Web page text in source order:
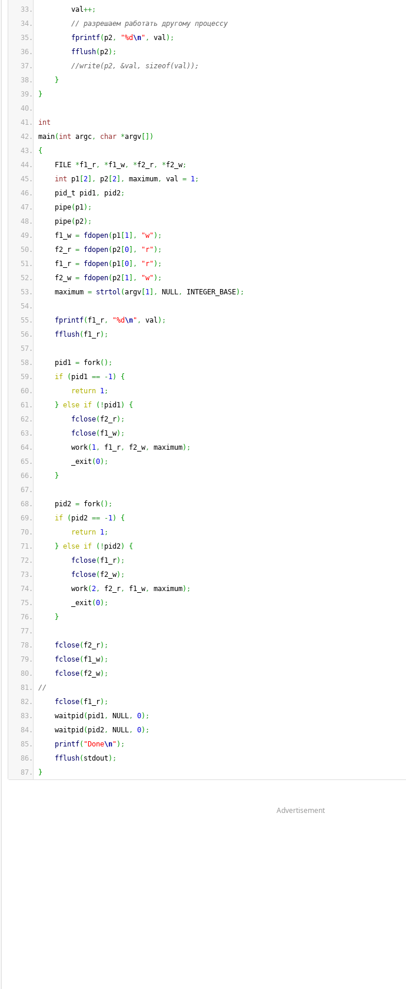
val++;
// разрешаем работать другому процессу
fprintf( p2, "%d\n" , val ) ;
fflush( p2) ;
//write(p2, &val, sizeof(val));
}
}
int
main( int argc, char *argv
)
{
FILE *f1_r, *f1_w, *f2_r, *f2_w;
int p1 2 , p2 2 , maximum, val = 1;
pid_t pid1, pid2;
pipe( p1) ;
pipe( p2) ;
f1_w = fdopen( p1 1 , "w" ) ;
f2_r = fdopen( p2 0 , "r" ) ;
f1_r = fdopen( p1 0 , "r" ) ;
f2_w = fdopen( p2 1 , "w" ) ;
maximum = strtol (argv 1 , NULL, INTEGER_BASE) ;
fprintf( f1_r, "%d\n" , val ) ;
fflush( f1_r) ;
pid1 = fork( ) ;
if
( pid1 == -1)
{
return 1;
} else if ( ! pid1)
{
fclose( f2_r) ;
fclose( f1_w) ;
work( 1, f1_r, f2_w, maximum) ;
_exit (0) ;
}
pid2 = fork( ) ;
if
( pid2 == -1)
{
return 1;
} else if ( ! pid2)
{
fclose( f1_r) ;
fclose( f2_w) ;
work(2, f2_r, f1_w, maximum) ;
_exit (0) ;
}
fclose( f2_r) ;
fclose( f1_w) ;
fclose( f2_w) ;
//
fclose( f1_r) ;
waitpid ( pid1, NULL, 0) ;
waitpid ( pid2, NULL, 0) ;
printf( "Done\n" ) ;
fflush( stdout ) ;
}
Advertisement